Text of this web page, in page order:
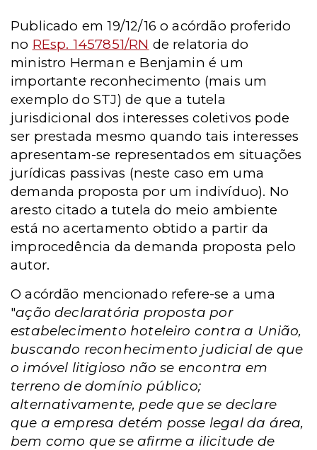
Publicado em 19/12/16 o acórdão proferido
no REsp. 1457851/RN de relatoria do
ministro Herman e Benjamin é um
importante reconhecimento (mais um
exemplo do STJ) de que a tutela
jurisdicional dos interesses coletivos pode
ser prestada mesmo quando tais interesses
apresentam-se representados em situações
jurídicas passivas (neste caso em uma
demanda proposta por um indivíduo). No
aresto citado a tutela do meio ambiente
está no acertamento obtido a partir da
improcedência da demanda proposta pelo
autor.
O acórdão mencionado refere-se a uma
"ação declaratória proposta por
estabelecimento hoteleiro contra a União,
buscando reconhecimento judicial de que
o imóvel litigioso não se encontra em
terreno de domínio público;
alternativamente, pede que se declare
que a empresa detém posse legal da área,
bem como que se afirme a ilicitude de